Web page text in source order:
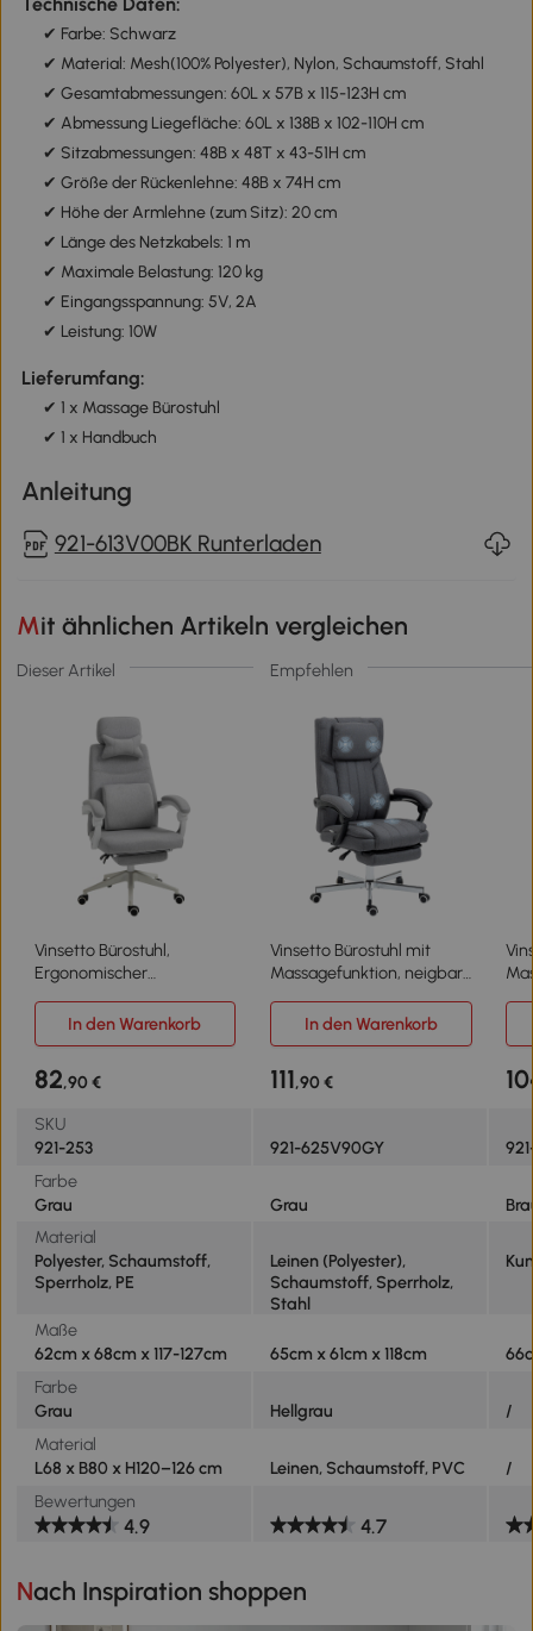
✔ Farbe: Schwarz
✔ Material: Mesh(100% Polyester), Nylon, Schaumstoff, Stahl
✔ Gesamtabmessungen: 60L x 57B x 115-123H cm
✔ Abmessung Liegefläche: 60L x 138B x 102-110H cm
✔ Sitzabmessungen: 48B x 48T x 43-51H cm
✔ Größe der Rückenlehne: 48B x 74H cm
✔ Höhe der Armlehne (zum Sitz): 20 cm
✔ Länge des Netzkabels: 1 m
✔ Maximale Belastung: 120 kg
✔ Eingangsspannung: 5V, 2A
✔ Leistung: 10W
Lieferumfang:
✔ 1 x Massage Bürostuhl
✔ 1 x Handbuch
Anleitung
921-613V00BK Runterladen
Mit ähnlichen Artikeln vergleichen
Dieser Artikel Empfehlen
Vinsetto Bürostuhl,
Ergonomischer
Kopfkissen, Lendenkissen,
höhenverstellbar
hoher Rückenlehne, Grau
Vinsetto Bürostuhl mit
Massagefunktion, neigbare
Fußstütze, Leinenoptik,
grau, 65 x 61 x 113 cm
In den Warenkorb In den Warenkorb
82,90 € 111,90 €
SKU
921-253
921-625V90GY
Farbe
Grau
Grau
Material
Polyester, Schaumstoff,
Sperrholz, PE
Leinen (Polyester),
Schaumstoff, Sperrholz,
Stahl
Maße
62cm x 68cm x 117-127cm
65cm x 61cm x 118cm
Farbe
Grau
Hellgrau
/
Material
L68 x B80 x H120–126 cm
Leinen, Schaumstoff, PVC
/
Bewertungen
4.9 4.7
Nach Inspiration shoppen